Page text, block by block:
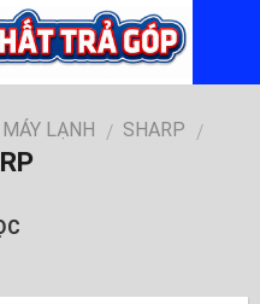
MÁY LẠNH / SHARP /